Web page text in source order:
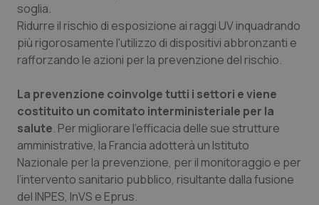
soglia.
Ridurre il rischio di esposizione ai raggi UV inquadrando
più rigorosamente l'utilizzo di dispositivi abbronzanti e
rafforzando le azioni per la prevenzione del rischio.
La prevenzione coinvolge tutti i settori e viene
costituito un comitato interministeriale per la
salute. Per migliorare l'efficacia delle sue strutture
amministrative, la Francia adotterà un Istituto
Nazionale per la prevenzione, per il monitoraggio e per
l’intervento sanitario pubblico, risultante dalla fusione
del INPES, InVS e Eprus.